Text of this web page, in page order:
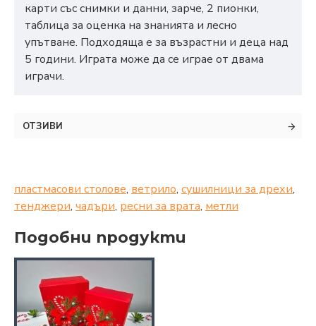
карти със снимки и данни, зарче, 2 пионки,
таблица за оценка на знанията и лесно
упътване. Подходяща е за възрастни и деца над
5 години. Играта може да се играе от двама
играчи.
ОТЗИВИ
пластмасови столове, ветрило, сушилници за дрехи,
тенджери, чадъри, ресни за врата, метли
Подобни продукти